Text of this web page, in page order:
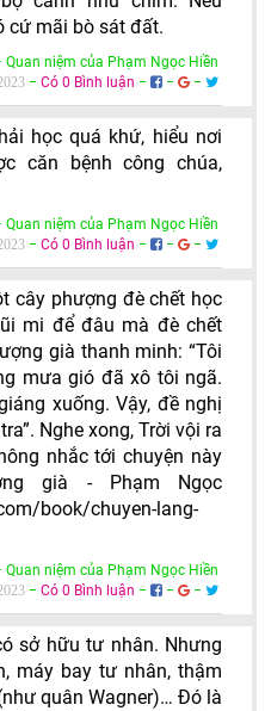
cứ mãi bò sát đất.
niệm của Phạm Ngọc Hiền
− Có 0 Bình luận − − −
học quá khứ, hiểu nơi
căn bệnh công chúa,
niệm của Phạm Ngọc Hiền
− Có 0 Bình luận − − −
cây phượng đè chết học
mi để đâu mà đè chết
già thanh minh: “Tôi
mưa gió đã xô tôi ngã.
xuống. Vậy, đề nghị
Nghe xong, Trời vội ra
nhắc tới chuyện này
già - Phạm Ngọc
book/chuyen-lang-
niệm của Phạm Ngọc Hiền
− Có 0 Bình luận − − −
sở hữu tư nhân. Nhưng
máy bay tư nhân, thậm
quân Wagner)… Đó là